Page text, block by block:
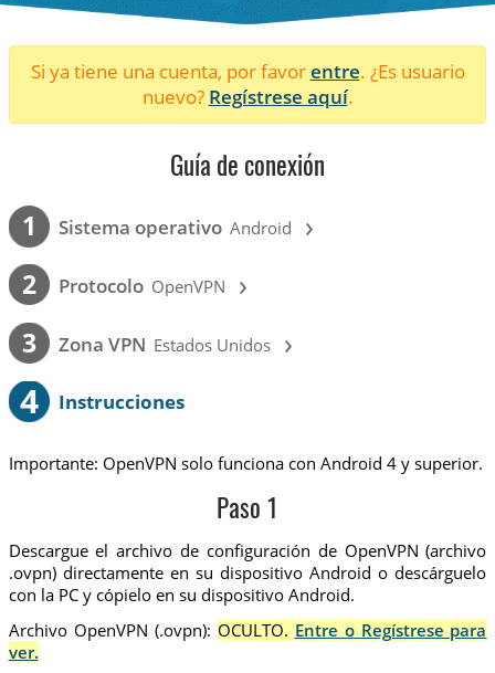
Si ya tiene una cuenta, por favorentre. ¿Es usuario
nuevo? Regístrese aquí.
Guía de conexión
1 Sistema operativo Android ›
2 Protocolo OpenVPN ›
3 Zona VPN Estados Unidos ›
4 Instrucciones
Importante: OpenVPN solo funciona con Android 4 y superior.
Paso 1
Descargue el archivo de configuración de OpenVPN (archivo
.ovpn) directamente en su dispositivo Android o descárguelo
con la PC y cópielo en su dispositivo Android.
Archivo OpenVPN (.ovpn): OCULTO. Entre o Regístrese para
ver.